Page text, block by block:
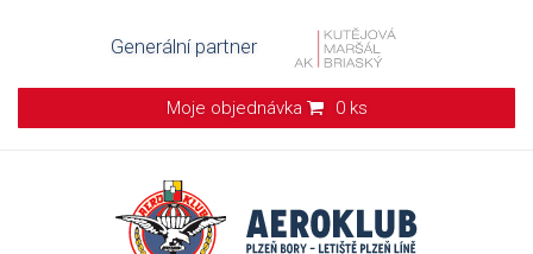
Generální partner
Moje objednávka 0 ks